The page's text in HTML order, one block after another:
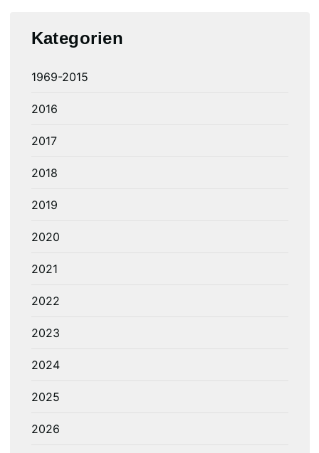
Kategorien
1969-2015
2016
2017
2018
2019
2020
2021
2022
2023
2024
2025
2026